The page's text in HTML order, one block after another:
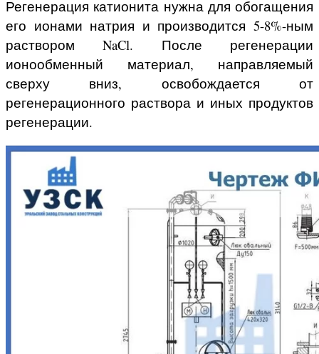
Регенерация катионита нужна для обогащения
его ионами натрия и производится 5-8%-ным
раствором NaCl. После регенерации
ионообменный материал, направляемый
сверху вниз, освобождается от
регенерационного раствора и иных продуктов
регенерации.